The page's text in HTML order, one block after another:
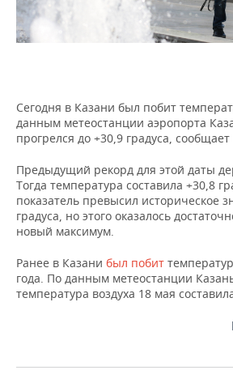
ЭНЕРГЕТИКА
УСЛУГИ
МЕДИА
ВЫЕЗДНАЯ РЕДАКЦИЯ
ОТКРЫТАЯ ЛЕКЦИЯ
НОВОСТИ СПОРТА
БАСКЕТБОЛ
ВОЛЕЙБОЛ
КИБЕРСПОРТ
ФИГУРНОЕ КАТАНИЕ
ВОДНЫЕ ВИДЫ СПОРТА
ОБЩЕСТВО
ИНФРАСТРУКТУРА
ИСТОРИЯ
КУЛЬТУРА
МЕДИЦИНА
ОБРАЗОВАНИЕ
СПРАВОЧНИК
СПИСОК ПЕРСОН
СПИСОК КОМПАНИЙ
ПОЛНАЯ ВЕРСИЯ
Сегодня в Казани был побит
данным метеостанции аэропорта
прогрелся до +30,9 градуса,
Предыдущий рекорд для этой даты
Тогда температура составила +30,8
показатель превысил историческое
градуса, но этого оказалось
новый максимум.
Ранее в Казани был побит
года. По данным метеостанции
температура воздуха 18 мая